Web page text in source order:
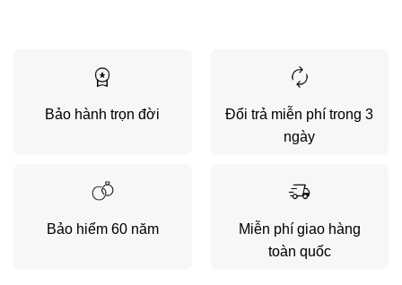
Bảo hành trọn đời
Đổi trả miễn phí trong 3
ngày
Bảo hiểm 60 năm
Miễn phí giao hàng
toàn quốc